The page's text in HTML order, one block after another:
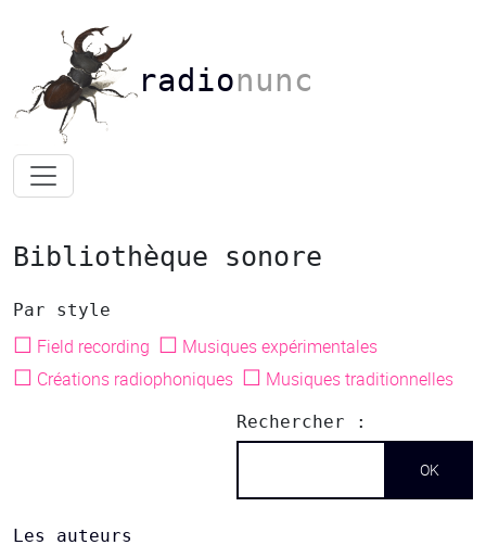
radionunc
Bibliothèque sonore
Par style
☐ Field recording ☐ Musiques expérimentales
☐ Créations radiophoniques ☐ Musiques traditionnelles
Rechercher :
Les auteurs